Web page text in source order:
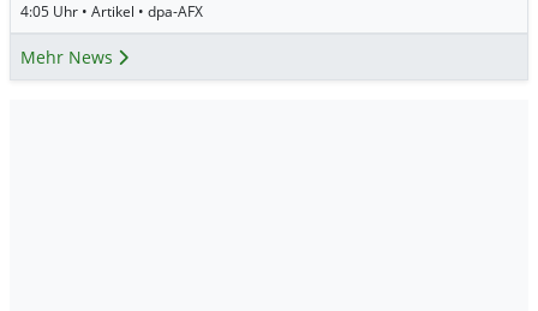
4:05 Uhr • Artikel • dpa-AFX
Mehr News